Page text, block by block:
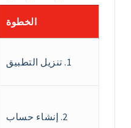
الخطوة